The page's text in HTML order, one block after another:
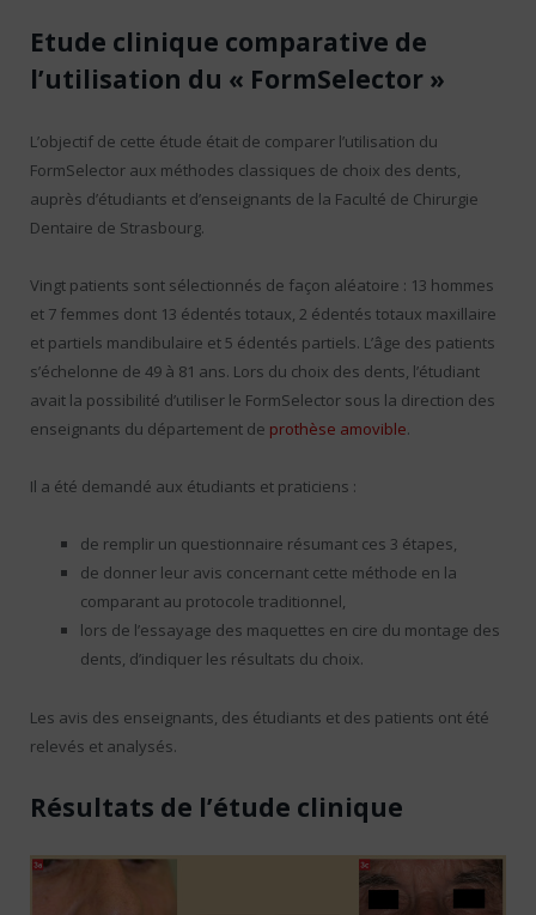
Etude clinique comparative de
l’utilisation du « FormSelector »
L’objectif de cette étude était de comparer l’utilisation du
FormSelector aux méthodes classiques de choix des dents,
auprès d’étudiants et d’enseignants de la Faculté de Chirurgie
Dentaire de Strasbourg.
Vingt patients sont sélectionnés de façon aléatoire : 13 hommes
et 7 femmes dont 13 édentés totaux, 2 édentés totaux maxillaire
et partiels mandibulaire et 5 édentés partiels. L’âge des patients
s’échelonne de 49 à 81 ans. Lors du choix des dents, l’étudiant
avait la possibilité d’utiliser le FormSelector sous la direction des
enseignants du département de prothèse amovible.
Il a été demandé aux étudiants et praticiens :
de remplir un questionnaire résumant ces 3 étapes,
de donner leur avis concernant cette méthode en la
comparant au protocole traditionnel,
lors de l’essayage des maquettes en cire du montage des
dents, d’indiquer les résultats du choix.
Les avis des enseignants, des étudiants et des patients ont été
relevés et analysés.
Résultats de l’étude clinique